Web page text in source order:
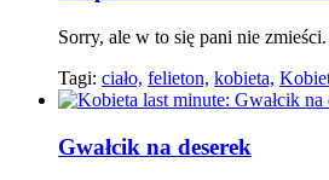
Sorry, ale w to się pani nie
Tagi: ciało, felieton, kobieta,
Gwałcik na deserek